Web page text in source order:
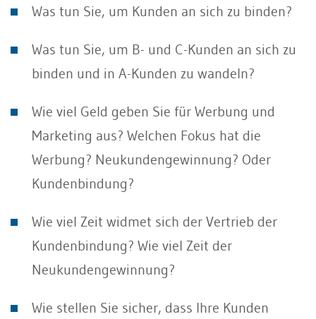
Was tun Sie, um Kunden an sich zu binden?
Was tun Sie, um B- und C-Kunden an sich zu
binden und in A-Kunden zu wandeln?
Wie viel Geld geben Sie für Werbung und
Marketing aus? Welchen Fokus hat die
Werbung? Neukundengewinnung? Oder
Kundenbindung?
Wie viel Zeit widmet sich der Vertrieb der
Kundenbindung? Wie viel Zeit der
Neukundengewinnung?
Wie stellen Sie sicher, dass Ihre Kunden